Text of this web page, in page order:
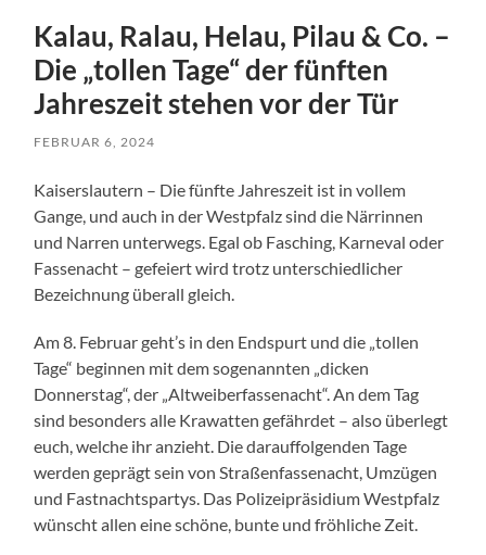
Kalau, Ralau, Helau, Pilau & Co. –
Die „tollen Tage“ der fünften
Jahreszeit stehen vor der Tür
FEBRUAR 6, 2024
Kaiserslautern – Die fünfte Jahreszeit ist in vollem
Gange, und auch in der Westpfalz sind die Närrinnen
und Narren unterwegs. Egal ob Fasching, Karneval oder
Fassenacht – gefeiert wird trotz unterschiedlicher
Bezeichnung überall gleich.
Am 8. Februar geht’s in den Endspurt und die „tollen
Tage“ beginnen mit dem sogenannten „dicken
Donnerstag“, der „Altweiberfassenacht“. An dem Tag
sind besonders alle Krawatten gefährdet – also überlegt
euch, welche ihr anzieht. Die darauffolgenden Tage
werden geprägt sein von Straßenfassenacht, Umzügen
und Fastnachtspartys. Das Polizeipräsidium Westpfalz
wünscht allen eine schöne, bunte und fröhliche Zeit.